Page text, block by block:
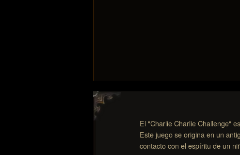
El "Charlie Charlie Challenge"
Este juego se origina en un
contacto con el espíritu de un